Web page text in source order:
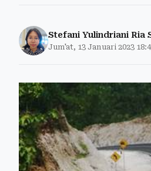
Stefani Yulindriani Ria
Jum'at, 13 Januari 2023